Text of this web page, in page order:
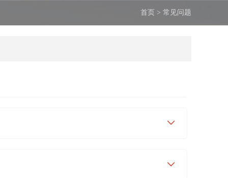
首页 > 常见问题